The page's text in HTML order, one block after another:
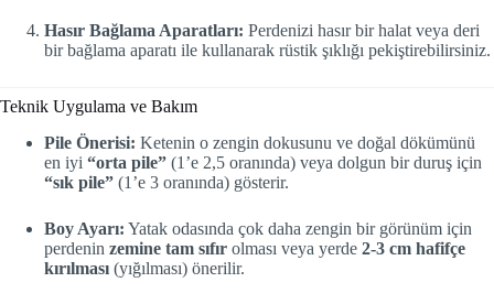
Hasır Bağlama Aparatları: Perdenizi hasır bir halat veya deri
bir bağlama aparatı ile kullanarak rüstik şıklığı pekiştirebilirsiniz.
Teknik Uygulama ve Bakım
Pile Önerisi: Ketenin o zengin dokusunu ve doğal dökümünü
en iyi “orta pile” (1’e 2,5 oranında) veya dolgun bir duruş için
“sık pile” (1’e 3 oranında) gösterir.
Boy Ayarı: Yatak odasında çok daha zengin bir görünüm için
perdenin zemine tam sıfır olması veya yerde 2-3 cm hafifçe
kırılması (yığılması) önerilir.